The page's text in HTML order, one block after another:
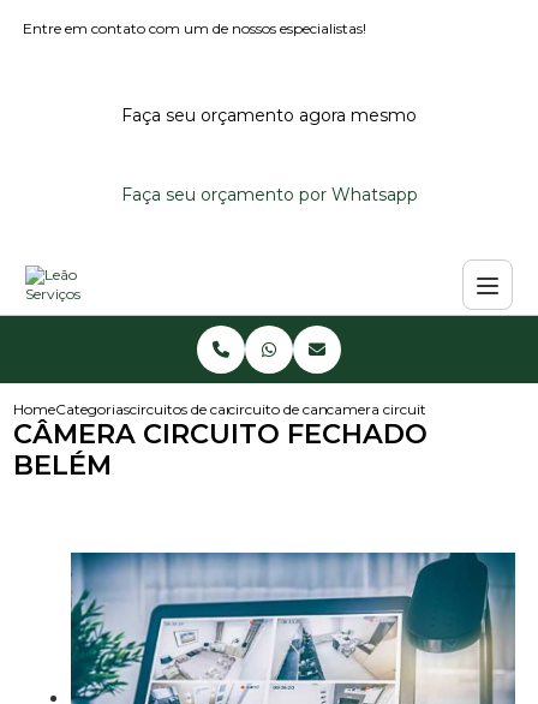
Entre em contato com um de nossos especialistas!
Faça seu orçamento agora mesmo
Faça seu orçamento por Whatsapp
HomeCategoriascircuitos de camerascircuito de camerascamera circuito fechado
CÂMERA CIRCUITO FECHADO
BELÉM